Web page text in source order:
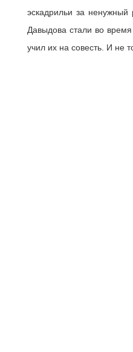
эскадрильи за
Давыдова стали во
учил их на совесть. И не